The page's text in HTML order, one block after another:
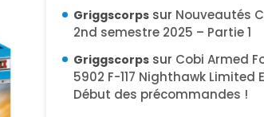
Griggscorps sur Nouveautés
2nd semestre 2025 – Partie 1
Griggscorps sur Cobi Armed
5902 F-117 Nighthawk Limited
Début des précommandes !